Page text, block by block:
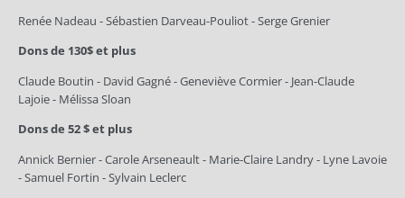
Renée Nadeau - Sébastien Darveau-Pouliot - Serge Grenier
Dons de 130$ et plus
Claude Boutin - David Gagné - Geneviève Cormier - Jean-Claude
Lajoie - Mélissa Sloan
Dons de 52 $ et plus
Annick Bernier - Carole Arseneault - Marie-Claire Landry - Lyne Lavoie
- Samuel Fortin - Sylvain Leclerc